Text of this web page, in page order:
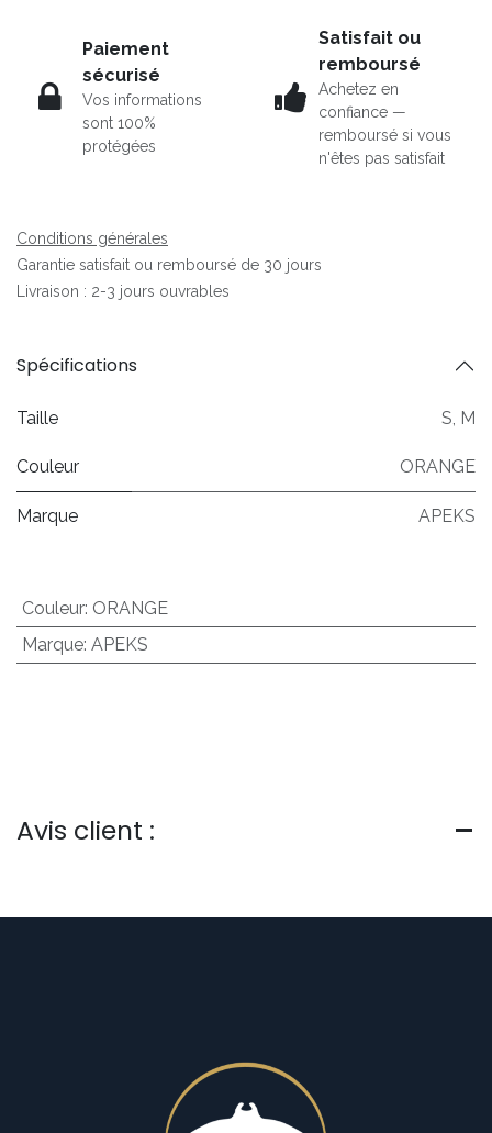
Paiement
sécurisé
Vos informations
sont 100%
protégées
Satisfait ou
remboursé
Achetez en
confiance —
remboursé si vous
n'êtes pas satisfait
Conditions générales
Garantie satisfait ou remboursé de 30 jours
Livraison : 2-3 jours ouvrables
Spécifications
Taille S M
Couleur ORANGE
Marque APEKS
Couleur: ORANGE
Marque: APEKS
Avis client :